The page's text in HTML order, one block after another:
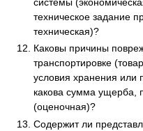
техническое задание
техническая)?
Каковы причины
транспортировке
условия хранения или
какова сумма
(оценочная)?
Содержит ли